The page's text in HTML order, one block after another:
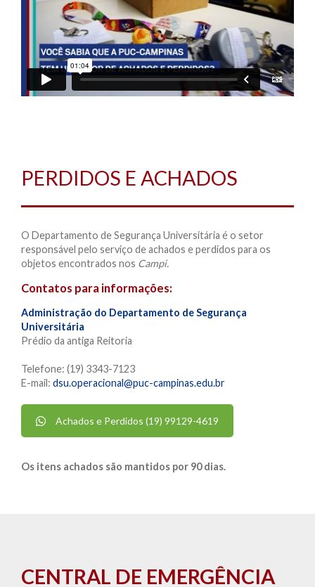
PERDIDOS E ACHADOS
O Departamento de Segurança Universitária é o setor
responsável pelo serviço de achados e perdidos para os
objetos encontrados nos Campi.
Contatos para informações:
Administração do Departamento de Segurança
Universitária
Prédio da antiga Reitoria
Telefone: (19) 3343-7123
E-mail: dsu.operacional@puc-campinas.edu.br
Achados e Perdidos (19) 99129-4619
Os itens achados são mantidos por 90 dias.
CENTRAL DE EMERGÊNCIA